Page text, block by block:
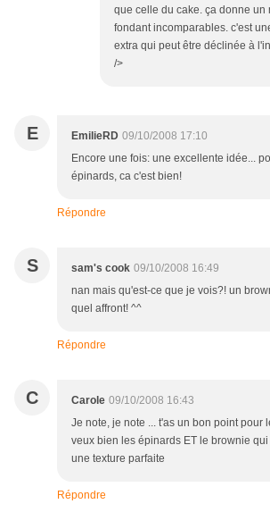
que celle du cake. ça donne un
fondant incomparables. c'est
extra qui peut être déclinée à
/>
E EmilieRD 09/10/2008 17:10
Encore une fois: une excellente idée...
épinards, ca c'est bien!
Répondre
S sam's cook 09/10/2008 16:49
nan mais qu'est-ce que je vois?! un
quel affront! ^^
Répondre
C Carole 09/10/2008 16:43
Je note, je note ... t'as un bon point pour
veux bien les épinards ET le brownie
une texture parfaite
Répondre